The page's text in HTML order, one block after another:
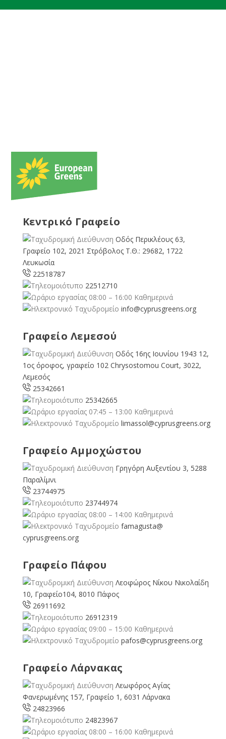
Κεντρικό Γραφείο
Οδός Περικλέους 63,
Γραφείο 102, 2021 Στρόβολος Τ.Θ.: 29682, 1722
Λευκωσία
22518787
22512710
08:00 – 16:00 Καθημερινά
info@cyprusgreens.org
Γραφείο Λεμεσού
Οδός 16ης Ιουνίου 1943 12,
1ος όροφος, γραφείο 102 Chrysostomou Court, 3022,
Λεμεσός
25342661
25342665
07:45 – 13:00 Καθημερινά
limassol@cyprusgreens.org
Γραφείο Αμμοχώστου
Γρηγόρη Αυξεντίου 3, 5288
Παραλίμνι
23744975
23744974
08:00 – 14:00 Καθημερινά
famagusta@
cyprusgreens.org
Γραφείο Πάφου
Λεοφώρος Νίκου Νικολαίδη
10, Γραφείο104, 8010 Πάφος
26911692
26912319
09:00 – 15:00 Καθημερινά
pafos@cyprusgreens.org
Γραφείο Λάρνακας
Λεωφόρος Αγίας
Φανερωμένης 157, Γραφείο 1, 6031 Λάρνακα
24823966
24823967
08:00 – 16:00 Καθημερινά